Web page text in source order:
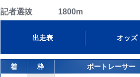
記者選抜 1800m
出走表 オッズ
着 枠 ボートレーサー